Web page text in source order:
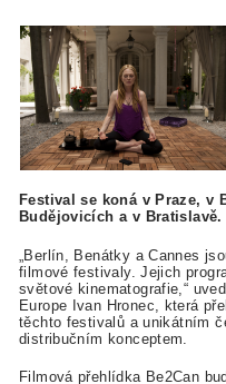
Festival se koná v Praze, v
Budějovicích a v Bratislavě.
„Berlín, Benátky a Cannes
filmové festivaly. Jejich
světové kinematografie,“
Europe Ivan Hronec, která
těchto festivalů a unikátním
distribučním konceptem.
Filmová přehlídka Be2Can